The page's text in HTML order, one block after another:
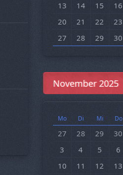
13
14 15 16
20
21 22 23
27
28 29 30
November 2025
Mo Di Mi Do
27 28 29 30
3
4 5 6
10
11 12 13